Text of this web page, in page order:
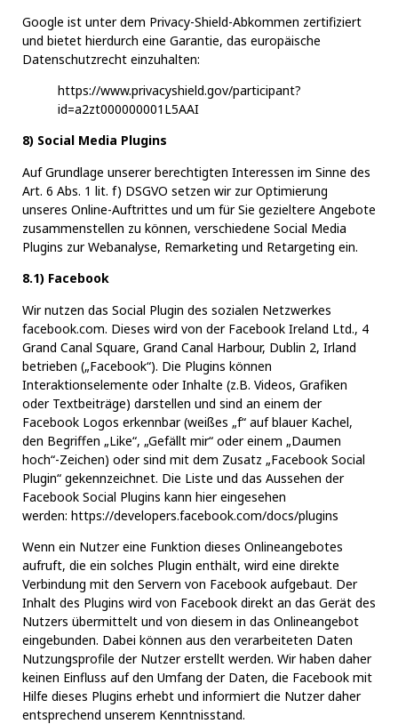
Google ist unter dem Privacy-Shield-Abkommen zertifiziert
und bietet hierdurch eine Garantie, das europäische
Datenschutzrecht einzuhalten:
https://www.privacyshield.gov/participant?
id=a2zt000000001L5AAI
8) Social Media Plugins
Auf Grundlage unserer berechtigten Interessen im Sinne des
Art. 6 Abs. 1 lit. f) DSGVO setzen wir zur Optimierung
unseres Online-Auftrittes und um für Sie gezieltere Angebote
zusammenstellen zu können, verschiedene Social Media
Plugins zur Webanalyse, Remarketing und Retargeting ein.
8.1) Facebook
Wir nutzen das Social Plugin des sozialen Netzwerkes
facebook.com. Dieses wird von der Facebook Ireland Ltd., 4
Grand Canal Square, Grand Canal Harbour, Dublin 2, Irland
betrieben („Facebook“). Die Plugins können
Interaktionselemente oder Inhalte (z.B. Videos, Grafiken
oder Textbeiträge) darstellen und sind an einem der
Facebook Logos erkennbar (weißes „f“ auf blauer Kachel,
den Begriffen „Like“, „Gefällt mir“ oder einem „Daumen
hoch“-Zeichen) oder sind mit dem Zusatz „Facebook Social
Plugin“ gekennzeichnet. Die Liste und das Aussehen der
Facebook Social Plugins kann hier eingesehen
werden: https://developers.facebook.com/docs/plugins
Wenn ein Nutzer eine Funktion dieses Onlineangebotes
aufruft, die ein solches Plugin enthält, wird eine direkte
Verbindung mit den Servern von Facebook aufgebaut. Der
Inhalt des Plugins wird von Facebook direkt an das Gerät des
Nutzers übermittelt und von diesem in das Onlineangebot
eingebunden. Dabei können aus den verarbeiteten Daten
Nutzungsprofile der Nutzer erstellt werden. Wir haben daher
keinen Einfluss auf den Umfang der Daten, die Facebook mit
Hilfe dieses Plugins erhebt und informiert die Nutzer daher
entsprechend unserem Kenntnisstand.